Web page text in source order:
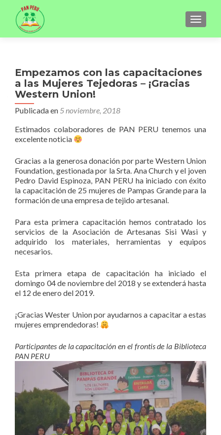
Empezamos con las capacitaciones
a las Mujeres Tejedoras – ¡Gracias
Western Union!
Publicada en 5 noviembre, 2018
Estimados colaboradores de PAN PERU tenemos una
excelente noticia
Gracias a la generosa donación por parte Western Union
Foundation, gestionada por la Srta. Ana Church y el joven
Pedro David Espinoza, PAN PERU ha iniciado con éxito
la capacitación de 25 mujeres de Pampas Grande para la
formación de una empresa de tejido artesanal.
Para esta primera capacitación hemos contratado los
servicios de la Asociación de Artesanas Sisi Wasi y
adquirido los materiales, herramientas y equipos
necesarios.
Esta primera etapa de capacitación ha iniciado el
domingo 04 de noviembre del 2018 y se extenderá hasta
el 12 de enero del 2019.
¡Gracias Wester Union por ayudarnos a capacitar a estas
mujeres emprendedoras!
Participantes de la capacitación en el frontis de la Biblioteca
PAN PERU